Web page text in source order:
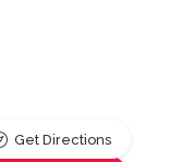
Get Directions